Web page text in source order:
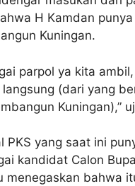
H Kamdan
Kuningan.
parpol ya kita
(dari yang
Kuningan),”
PKS yang saat ini
kandidat Calon
menegaskan bahwa